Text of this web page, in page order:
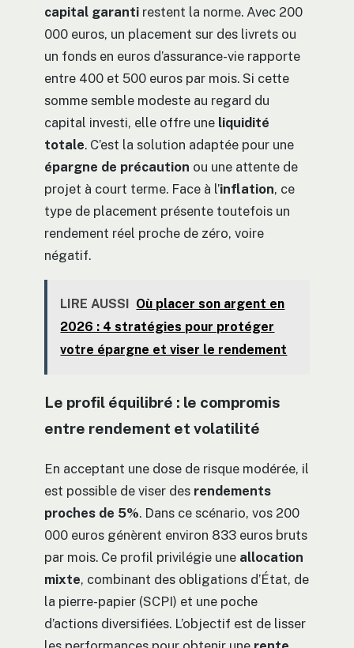
capital garanti restent la norme. Avec 200
000 euros, un placement sur des livrets ou
un fonds en euros d’assurance-vie rapporte
entre 400 et 500 euros par mois. Si cette
somme semble modeste au regard du
capital investi, elle offre une liquidité
totale. C’est la solution adaptée pour une
épargne de précaution ou une attente de
projet à court terme. Face à l’inflation, ce
type de placement présente toutefois un
rendement réel proche de zéro, voire
négatif.
LIRE AUSSI
Où placer son argent en
2026 : 4 stratégies pour protéger
votre épargne et viser le rendement
Le profil équilibré : le compromis
entre rendement et volatilité
En acceptant une dose de risque modérée, il
est possible de viser des rendements
proches de 5%. Dans ce scénario, vos 200
000 euros génèrent environ 833 euros bruts
par mois. Ce profil privilégie une allocation
mixte, combinant des obligations d’État, de
la pierre-papier (SCPI) et une poche
d’actions diversifiées. L’objectif est de lisser